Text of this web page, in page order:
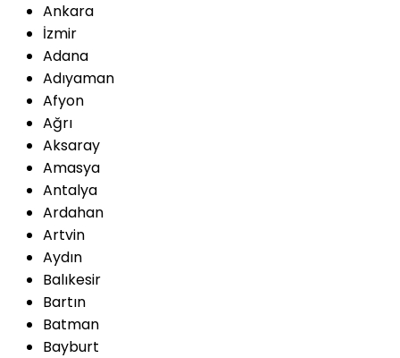
Ankara
İzmir
Adana
Adıyaman
Afyon
Ağrı
Aksaray
Amasya
Antalya
Ardahan
Artvin
Aydın
Balıkesir
Bartın
Batman
Bayburt